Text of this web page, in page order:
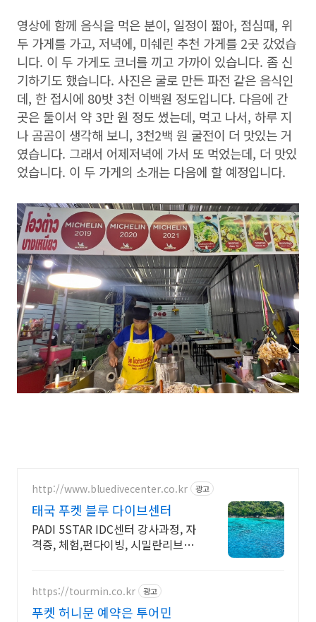
영상에 함께 음식을 먹은 분이, 일정이 짧아, 점심때, 위
두 가게를 가고, 저녁에, 미쉐린 추천 가게를 2곳 갔었습
니다. 이 두 가게도 코너를 끼고 가까이 있습니다. 좀 신
기하기도 했습니다. 사진은 굴로 만든 파전 같은 음식인
데, 한 접시에 80밧 3천 이백원 정도입니다. 다음에 간
곳은 둘이서 약 3만 원 정도 썼는데, 먹고 나서, 하루 지
나 곰곰이 생각해 보니, 3천2백 원 굴전이 더 맛있는 거
였습니다. 그래서 어제저녁에 가서 또 먹었는데, 더 맛있
었습니다. 이 두 가게의 소개는 다음에 할 예정입니다.
http://www.bluedivecenter.co.kr 광고
태국 푸켓 블루 다이브센터
PADI 5STAR IDC센터 강사과정, 자
격증, 체험,펀다이빙, 시밀란리브어
https://tourmin.co.kr 광고
푸켓 허니문 예약은 투어민